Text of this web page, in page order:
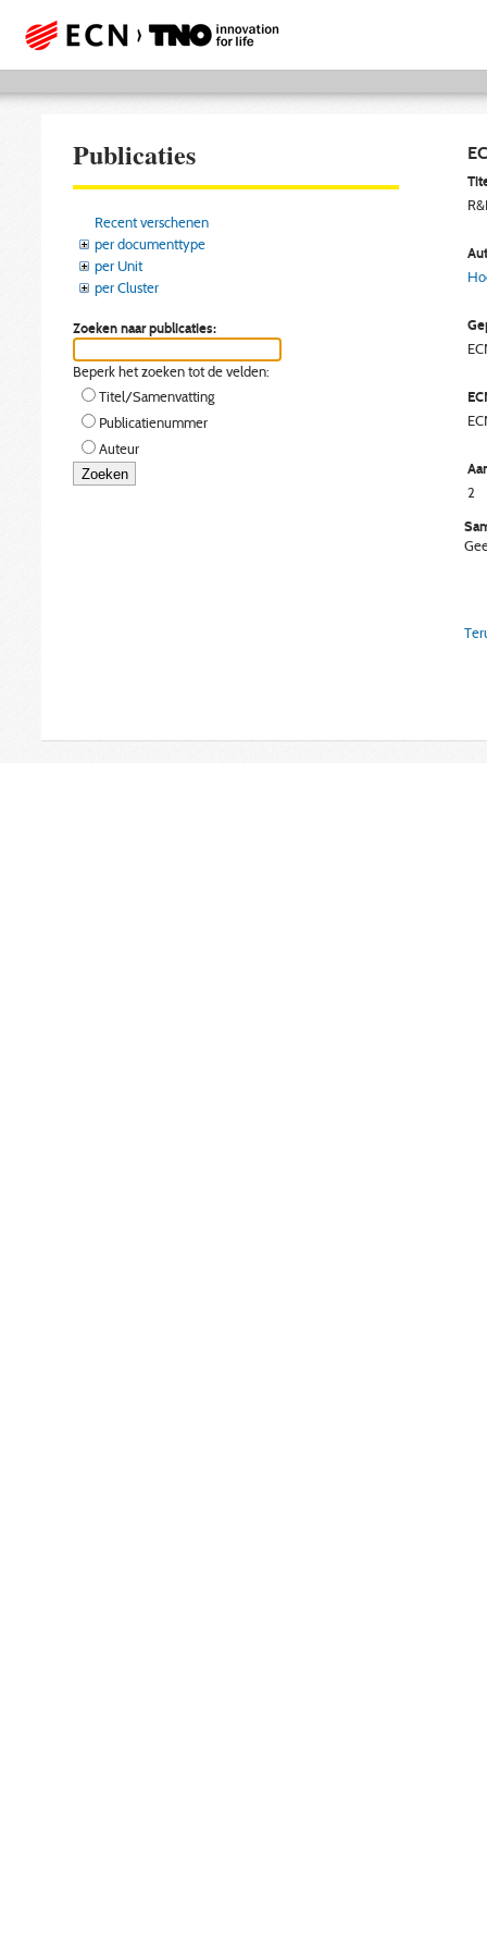
Publicaties
Recent verschenen
per documenttype
per Unit
per Cluster
Zoeken naar publicaties:
Beperk het zoeken tot de velden:
Titel/Samenvatting
Publicatienummer
Auteur
2